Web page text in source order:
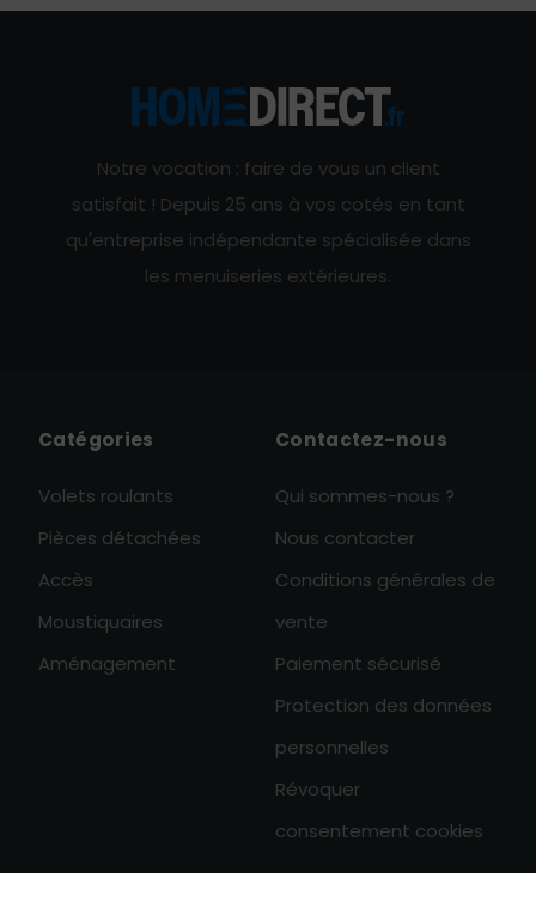
Notre vocation : faire de vous un client
satisfait ! Depuis 25 ans à vos cotés en tant
qu'entreprise indépendante spécialisée dans
les menuiseries extérieures.
Catégories
Volets roulants
Pièces détachées
Accès
Moustiquaires
Aménagement
Contactez-nous
Qui sommes-nous ?
Nous contacter
Conditions générales de
vente
Paiement sécurisé
Protection des données
personnelles
Révoquer
consentement cookies
Derniers articles